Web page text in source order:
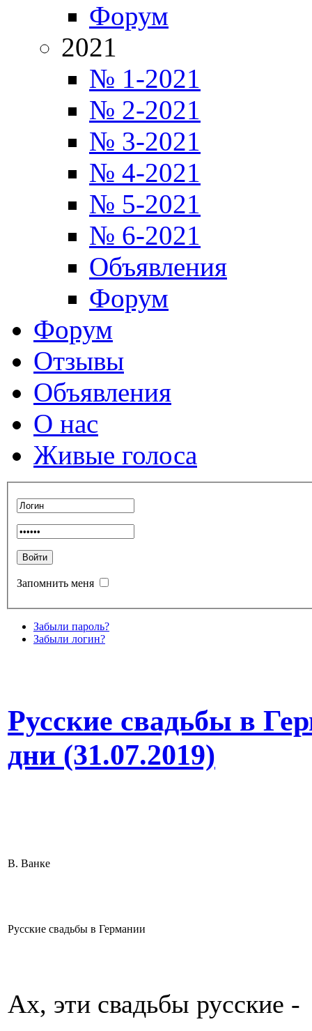
Форум
2021
№ 1-2021
№ 2-2021
№ 3-2021
№ 4-2021
№ 5-2021
№ 6-2021
Объявления
Форум
Форум
Отзывы
Объявления
О нас
Живые голоса
Запомнить меня
Забыли пароль?
Забыли логин?
Русские свадьбы в
дни (31.07.2019)
В. Ванке
Русские свадьбы в Германии
Ах, эти свадьбы русские -